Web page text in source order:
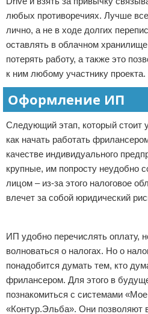
любых противоречиях. Лучше
лично, а не в ходе долгих
оставлять в облачном
потерять работу, а также это
к ним любому участнику проекта.
Оформление ИП
Следующий этап, который стоит
как начать работать
качестве индивидуального
крупные, им попросту неудобно
лицом – из-за этого налоговое
влечет за собой юридический
ИП удобно перечислять оплату,
волноваться о налогах. Но о
понадобится думать тем, кто
фрилансером. Для этого в
познакомиться с системами
«Контур.Эльба». Они позволяют